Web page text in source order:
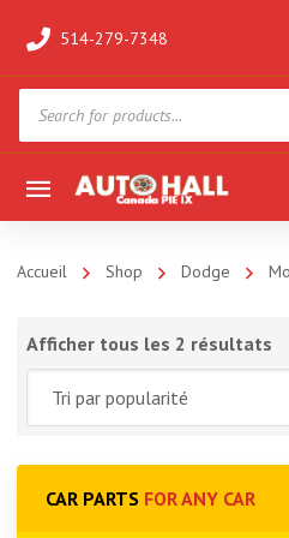
514-279-7348
search
Accueil Shop Dodge
Afficher tous les 2 résultats
CAR PARTS FOR ANY CAR